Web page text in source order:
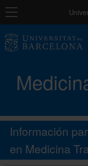
Navegación
Información
en Medicina